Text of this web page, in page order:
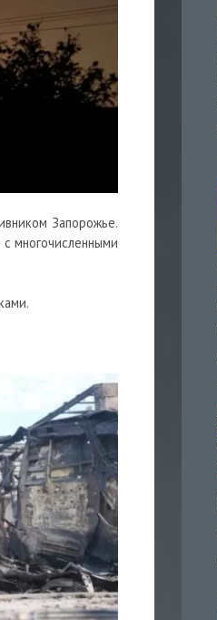
Запорожье.
многочисленными